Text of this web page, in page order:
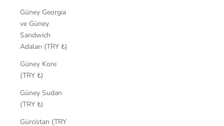
Güney Georgia
ve Güney
Sandwich
Adaları (TRY ₺)
Güney Kore
(TRY ₺)
Güney Sudan
(TRY ₺)
Gürcistan (TRY